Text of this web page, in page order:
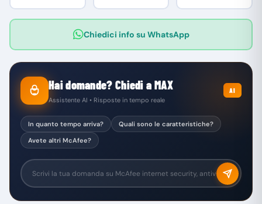
Chiedici info su WhatsApp
Hai domande? Chiedi a MAX
Assistente AI • Risposte in tempo reale
AI
In quanto tempo arriva?
Quali sono le caratteristiche?
Avete altri McAfee?